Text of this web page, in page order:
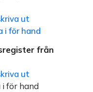
ut
i för hand
från
ut
för hand